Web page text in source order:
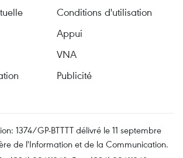
Conditions d'utilisation
Appui
VNA
Publicité
1374/GP-BTTTT délivré le 11 septembre
de l'Information et de la Communication.